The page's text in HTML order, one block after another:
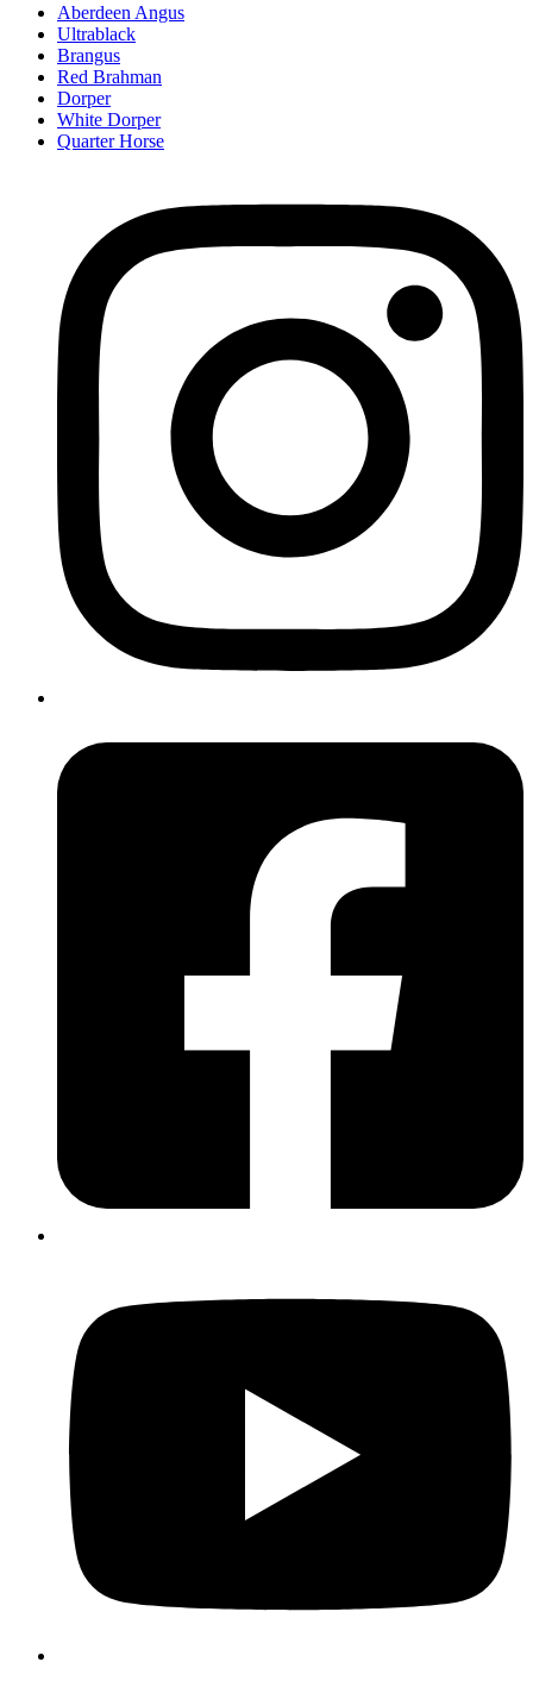
Aberdeen Angus
Ultrablack
Brangus
Red Brahman
Dorper
White Dorper
Quarter Horse